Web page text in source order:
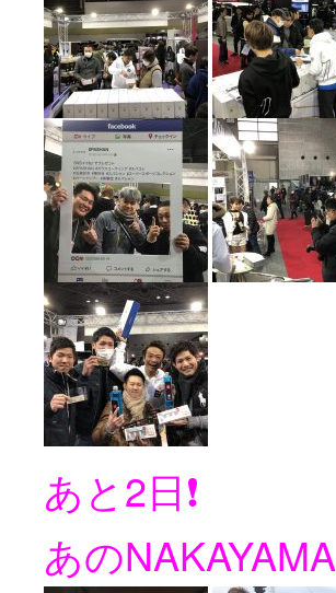
あと2日❗️
あのNAKAYAMA